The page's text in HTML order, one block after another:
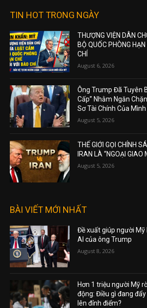
TIN HOT TRONG NGÀY
THƯỢNG VIỆN DÂN
BỘ QUỐC PHÒNG
CHÍ
August 6, 2026
Ông Trump Đã Tuyên
Cấp” Nhằm Ngăn
Sơ Tài Chính Của
August 5, 2026
THẾ GIỚI GỌI CHÍNH
IRAN LÀ “NGOẠI GIAO
August 5, 2026
BÀI VIẾT MỚI NHẤT
Đề xuất giúp người
AI của ông Trump
August 8, 2026
Hơn 1 triệu người Mỹ
động: Điều gì đang
lên đỉnh điểm?